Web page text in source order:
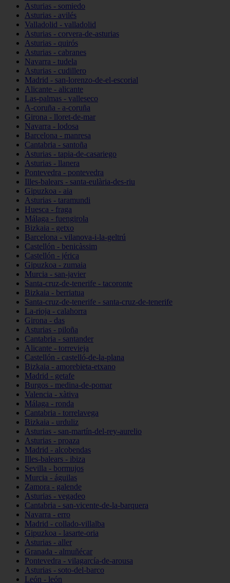
Asturias - somiedo
Asturias - avilés
Valladolid - valladolid
Asturias - corvera-de-asturias
Asturias - quirós
Asturias - cabranes
Navarra - tudela
Asturias - cudillero
Madrid - san-lorenzo-de-el-escorial
Alicante - alicante
Las-palmas - valleseco
A-coruña - a-coruña
Girona - lloret-de-mar
Navarra - lodosa
Barcelona - manresa
Cantabria - santoña
Asturias - tapia-de-casariego
Asturias - llanera
Pontevedra - pontevedra
Illes-balears - santa-eulària-des-riu
Gipuzkoa - aia
Asturias - taramundi
Huesca - fraga
Málaga - fuengirola
Bizkaia - getxo
Barcelona - vilanova-i-la-geltrú
Castellón - benicàssim
Castellón - jérica
Gipuzkoa - zumaia
Murcia - san-javier
Santa-cruz-de-tenerife - tacoronte
Bizkaia - berriatua
Santa-cruz-de-tenerife - santa-cruz-de-tenerife
La-rioja - calahorra
Girona - das
Asturias - piloña
Cantabria - santander
Alicante - torrevieja
Castellón - castelló-de-la-plana
Bizkaia - amorebieta-etxano
Madrid - getafe
Burgos - medina-de-pomar
Valencia - xàtiva
Málaga - ronda
Cantabria - torrelavega
Bizkaia - urduliz
Asturias - san-martín-del-rey-aurelio
Asturias - proaza
Madrid - alcobendas
Illes-balears - ibiza
Sevilla - bormujos
Murcia - águilas
Zamora - galende
Asturias - vegadeo
Cantabria - san-vicente-de-la-barquera
Navarra - erro
Madrid - collado-villalba
Gipuzkoa - lasarte-oria
Asturias - aller
Granada - almuñécar
Pontevedra - vilagarcía-de-arousa
Asturias - soto-del-barco
León - león